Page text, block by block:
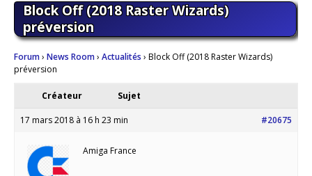
Block Off (2018 Raster Wizards)
préversion
Forum› News Room› Actualités › Block Off (2018 Raster Wizards)
préversion
Créateur Sujet
17 mars 2018 à 16 h 23 min #20675
Amiga France